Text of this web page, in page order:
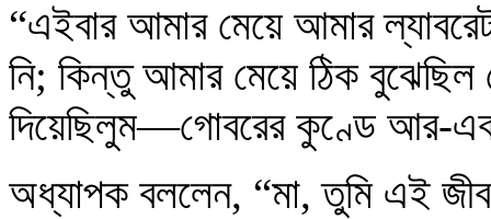
“এইবার আমার মেয়ে আমার
নি; কিন্তু আমার মেয়ে ঠিক বুঝেছিল
দিয়েছিলুম—গোবরের কুণ্ডে আর-
অধ্যাপক বললেন, “মা, তুমি এই